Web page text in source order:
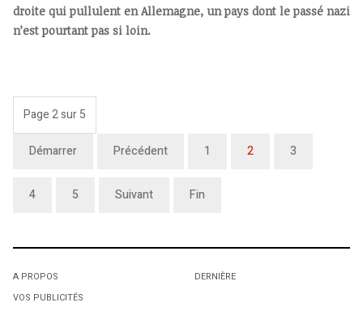
droite qui pullulent en Allemagne, un pays dont le passé nazi
n’est pourtant pas si loin.
Page 2 sur 5
Démarrer Précédent 1 2 3
4 5 Suivant Fin
A PROPOS
VOS PUBLICITÉS
DERNIÈRE